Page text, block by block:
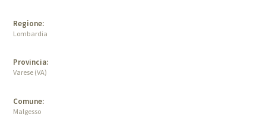
Regione:
Lombardia
Provincia:
Varese (VA)
Comune:
Malgesso